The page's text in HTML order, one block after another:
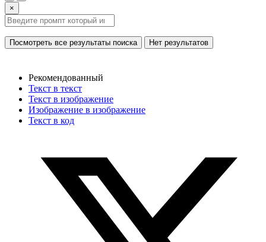
×
Посмотреть все результаты поиска Нет результатов
Рекомендованный
Текст в текст
Текст в изображение
Изображение в изображение
Текст в код